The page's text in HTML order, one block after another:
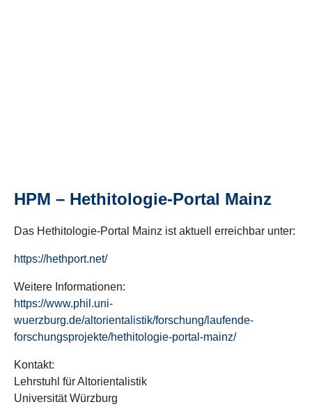
HPM – Hethitologie-Portal Mainz
Das Hethitologie-Portal Mainz ist aktuell erreichbar unter:
https://hethport.net/
Weitere Informationen:
https://www.phil.uni-
wuerzburg.de/altorientalistik/forschung/laufende-
forschungsprojekte/hethitologie-portal-mainz/
Kontakt:
Lehrstuhl für Altorientalistik
Universität Würzburg